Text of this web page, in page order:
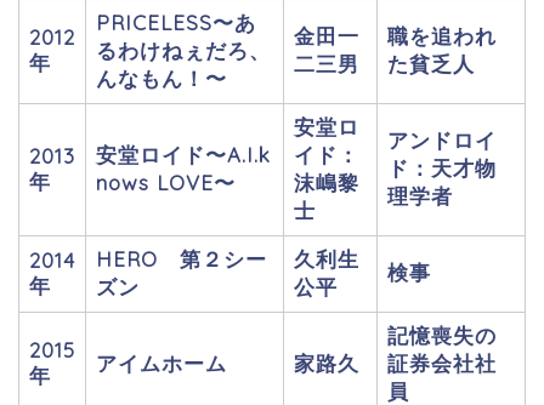
2012
年
PRICELESS〜あ
るわけねぇだろ、
んなもん！〜
金田一
二三男
職を追われ
た貧乏人
2013
年
安堂ロイド〜A.I.k
nows LOVE〜
安堂ロ
イド：
沫嶋黎
士
アンドロイ
ド：天才物
理学者
2014
年
HERO 第２シー
ズン
久利生
公平
検事
2015
年
アイムホーム 家路久
記憶喪失の
証券会社社
員